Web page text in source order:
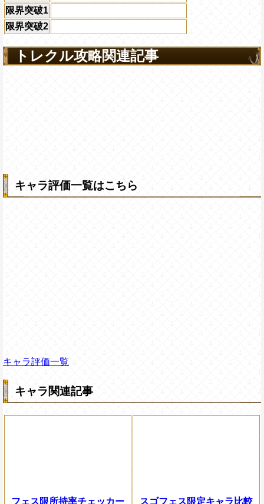
限界突破1
限界突破2
トレクル攻略関連記事
キャラ評価一覧はこちら
キャラ評価一覧
キャラ関連記事
フェス限所持率チェッカー スゴフェス限定キャラ比較